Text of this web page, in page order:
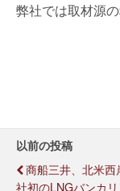
弊社では取材源
以前の投稿
商船三井、北米西
社初のLNGバンカ